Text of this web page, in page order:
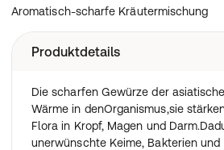
Aromatisch-scharfe Kräutermischung
Produktdetails
Die scharfen Gewürze der
Wärme in denOrganismus,sie
Flora in Kropf, Magen und
unerwünschte Keime, Bakterien und